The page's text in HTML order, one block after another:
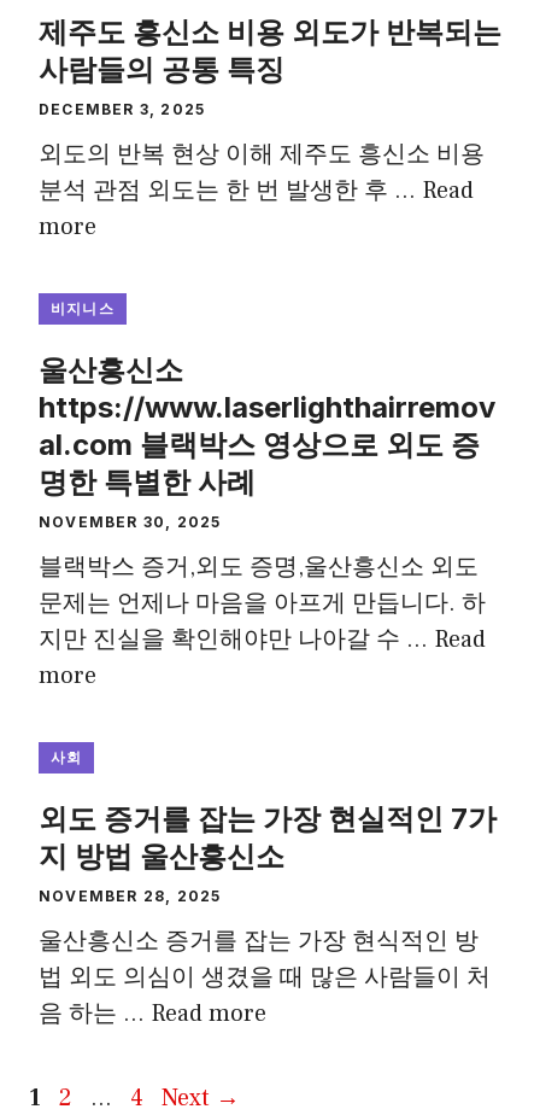
제주도 흥신소 비용 외도가 반복되는
사람들의 공통 특징
DECEMBER 3, 2025
외도의 반복 현상 이해 제주도 흥신소 비용
분석 관점 외도는 한 번 발생한 후 … Read
more
비지니스
울산흥신소
https://www.laserlighthairremov
al.com 블랙박스 영상으로 외도 증
명한 특별한 사례
NOVEMBER 30, 2025
블랙박스 증거,외도 증명,울산흥신소 외도
문제는 언제나 마음을 아프게 만듭니다. 하
지만 진실을 확인해야만 나아갈 수 … Read
more
사회
외도 증거를 잡는 가장 현실적인 7가
지 방법 울산흥신소
NOVEMBER 28, 2025
울산흥신소 증거를 잡는 가장 현식적인 방
법 외도 의심이 생겼을 때 많은 사람들이 처
음 하는 … Read more
Page
1 Page
2 … Page
4 Next →